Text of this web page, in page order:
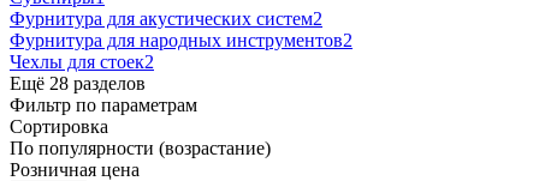
Фурнитура для акустических систем2
Фурнитура для народных инструментов2
Чехлы для стоек2
Ещё 28 разделов
Фильтр по параметрам
Сортировка
По популярности (возрастание)
Розничная цена